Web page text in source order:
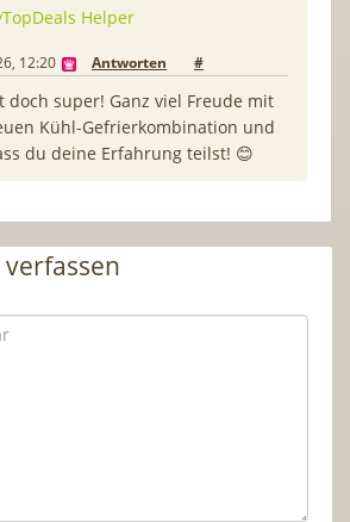
Helper
12:20 Antworten #
doch super! Ganz viel Freude mit
Kühl-Gefrierkombination und
du deine Erfahrung teilst! 😊